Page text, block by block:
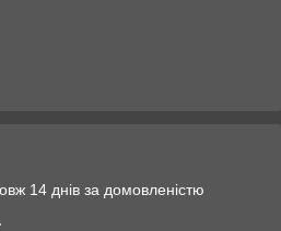
14 днів за домовленістю